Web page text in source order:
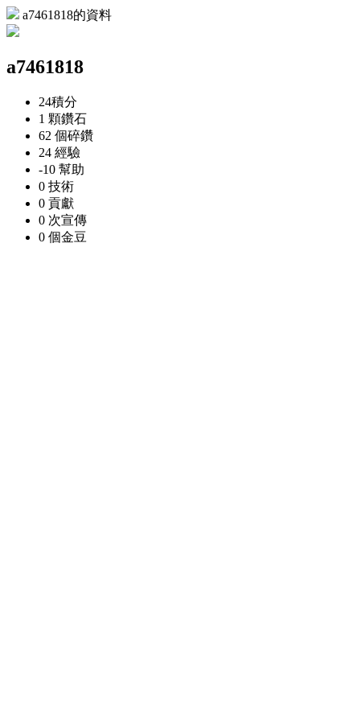
a7461818的資料
a7461818
24積分
1 顆鑽石
62 個碎鑽
24 經驗
-10 幫助
0 技術
0 貢獻
0 次宣傳
0 個金豆